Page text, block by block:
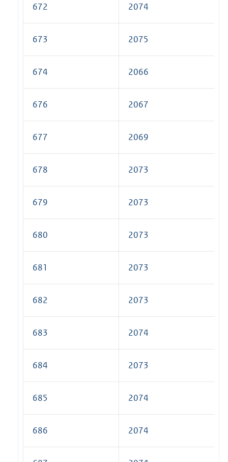
672 2074
673 2075
674 2066
676 2067
677 2069
678 2073
679 2073
680 2073
681 2073
682 2073
683 2074
684 2073
685 2074
686 2074